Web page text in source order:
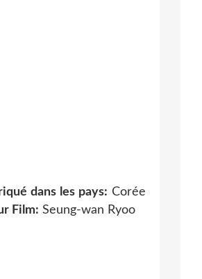
dans les pays: Corée
Film: Seung-wan Ryoo